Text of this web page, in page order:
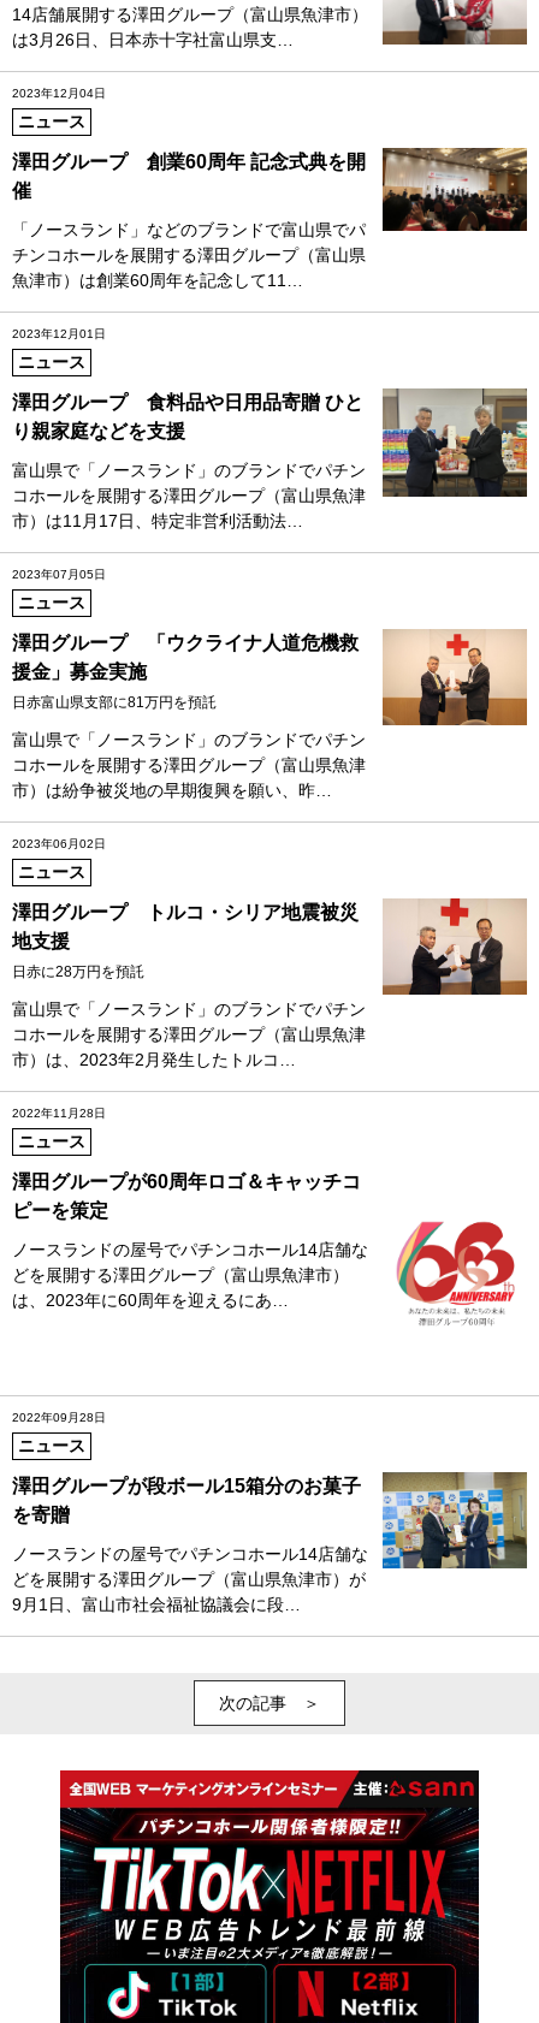
14店舗展開する澤田グループ（富山県魚津市）
は3月26日、日本赤十字社富山県支…
2023年12月04日
ニュース
澤田グループ 創業60周年 記念式典を開
催
「ノースランド」などのブランドで富山県でパ
チンコホールを展開する澤田グループ（富山県
魚津市）は創業60周年を記念して11…
2023年12月01日
ニュース
澤田グループ 食料品や日用品寄贈 ひと
り親家庭などを支援
富山県で「ノースランド」のブランドでパチン
コホールを展開する澤田グループ（富山県魚津
市）は11月17日、特定非営利活動法…
2023年07月05日
ニュース
澤田グループ 「ウクライナ人道危機救
援金」募金実施
日赤富山県支部に81万円を預託
富山県で「ノースランド」のブランドでパチン
コホールを展開する澤田グループ（富山県魚津
市）は紛争被災地の早期復興を願い、昨…
2023年06月02日
ニュース
澤田グループ トルコ・シリア地震被災
地支援
日赤に28万円を預託
富山県で「ノースランド」のブランドでパチン
コホールを展開する澤田グループ（富山県魚津
市）は、2023年2月発生したトルコ…
2022年11月28日
ニュース
澤田グループが60周年ロゴ＆キャッチコ
ピーを策定
ノースランドの屋号でパチンコホール14店舗な
どを展開する澤田グループ（富山県魚津市）
は、2023年に60周年を迎えるにあ…
2022年09月28日
ニュース
澤田グループが段ボール15箱分のお菓子
を寄贈
ノースランドの屋号でパチンコホール14店舗な
どを展開する澤田グループ（富山県魚津市）が
9月1日、富山市社会福祉協議会に段…
次の記事 ＞